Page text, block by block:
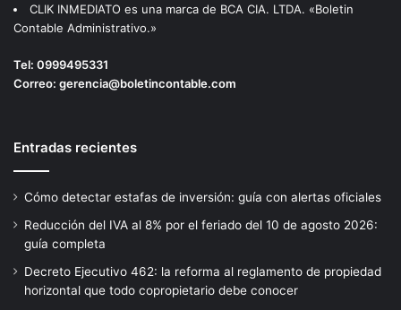
CLIK INMEDIATO es una marca de BCA CIA. LTDA. «Boletin
Contable Administrativo.»
Tel: 0999495331
Correo: gerencia@boletincontable.com
Entradas recientes
Cómo detectar estafas de inversión: guía con alertas oficiales
Reducción del IVA al 8% por el feriado del 10 de agosto 2026:
guía completa
Decreto Ejecutivo 462: la reforma al reglamento de propiedad
horizontal que todo copropietario debe conocer